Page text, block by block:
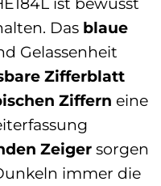
Das blaue
Gelassenheit
Zifferblatt
Ziffern eine
Zeiger sorgen
immer die